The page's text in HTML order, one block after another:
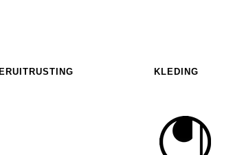
KLEDING